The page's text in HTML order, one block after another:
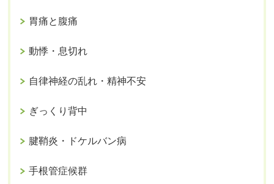
胃痛と腹痛
動悸・息切れ
自律神経の乱れ・精神不安
ぎっくり背中
腱鞘炎・ドケルバン病
手根管症候群